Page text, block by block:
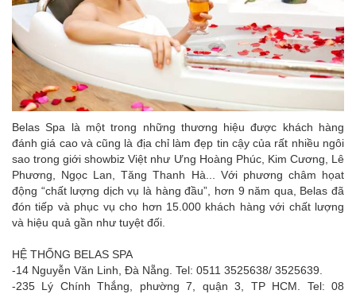
Belas Spa là một trong những thương hiệu được khách hàng
đánh giá cao và cũng là địa chỉ làm đẹp tin cậy của rất nhiều ngôi
sao trong giới showbiz Việt như Ưng Hoàng Phúc, Kim Cương, Lê
Phương, Ngọc Lan, Tăng Thanh Hà... Với phương châm họat
động “chất lượng dịch vụ là hàng đầu”, hơn 9 năm qua, Belas đã
đón tiếp và phục vụ cho hơn 15.000 khách hàng với chất lượng
và hiệu quả gần như tuyệt đối.
HỆ THỐNG BELAS SPA
-14 Nguyễn Văn Linh, Đà Nẵng. Tel: 0511 3525638/ 3525639.
-235 Lý Chính Thắng, phường 7, quận 3, TP HCM. Tel: 08